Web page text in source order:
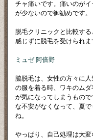
チャ痛いです。痛いのが
が少ないので御勧めです。
脱毛クリニックと比較す
感じずに脱毛を受けられま
ミュゼ 阿倍野
脇脱毛は、女性の方々に
の服を着る時、ワキのム
が気になってしまうもの
な不安がなくなって、夏
ね。
やっぱり、自己処理は大